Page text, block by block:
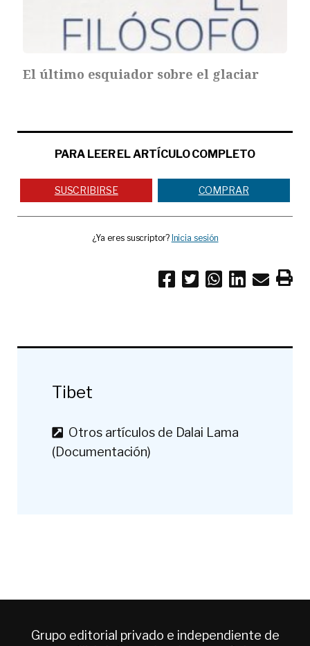
El último esquiador sobre el glaciar
PARA LEER EL ARTÍCULO COMPLETO
SUSCRIBIRSE COMPRAR
¿Ya eres suscriptor? Inicia sesión
Tibet
Otros artículos de Dalai Lama
(Documentación)
Grupo editorial privado e independiente de